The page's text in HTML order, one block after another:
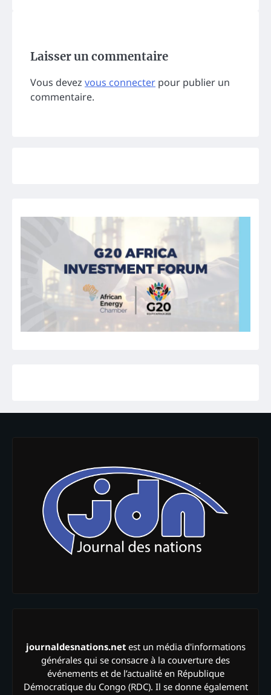
Laisser un commentaire
Vous devez vous connecter pour publier un
commentaire.
journaldesnations.netest un média d'informations
générales qui se consacre à la couverture des
événements et de l’actualité en République
Démocratique du Congo (RDC). Il se donne également